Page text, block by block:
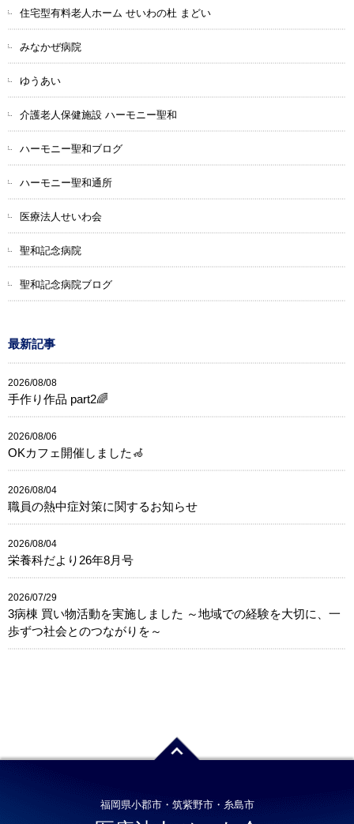
住宅型有料老人ホーム せいわの杜 まどい
みなかぜ病院
ゆうあい
介護老人保健施設 ハーモニー聖和
ハーモニー聖和ブログ
ハーモニー聖和通所
医療法人せいわ会
聖和記念病院
聖和記念病院ブログ
最新記事
2026/08/08
手作り作品 part2🌈
2026/08/06
OKカフェ開催しました🦽
2026/08/04
職員の熱中症対策に関するお知らせ
2026/08/04
栄養科だより26年8月号
2026/07/29
3病棟 買い物活動を実施しました ～地域での経験を大切に、一
歩ずつ社会とのつながりを～
福岡県小郡市・筑紫野市・糸島市